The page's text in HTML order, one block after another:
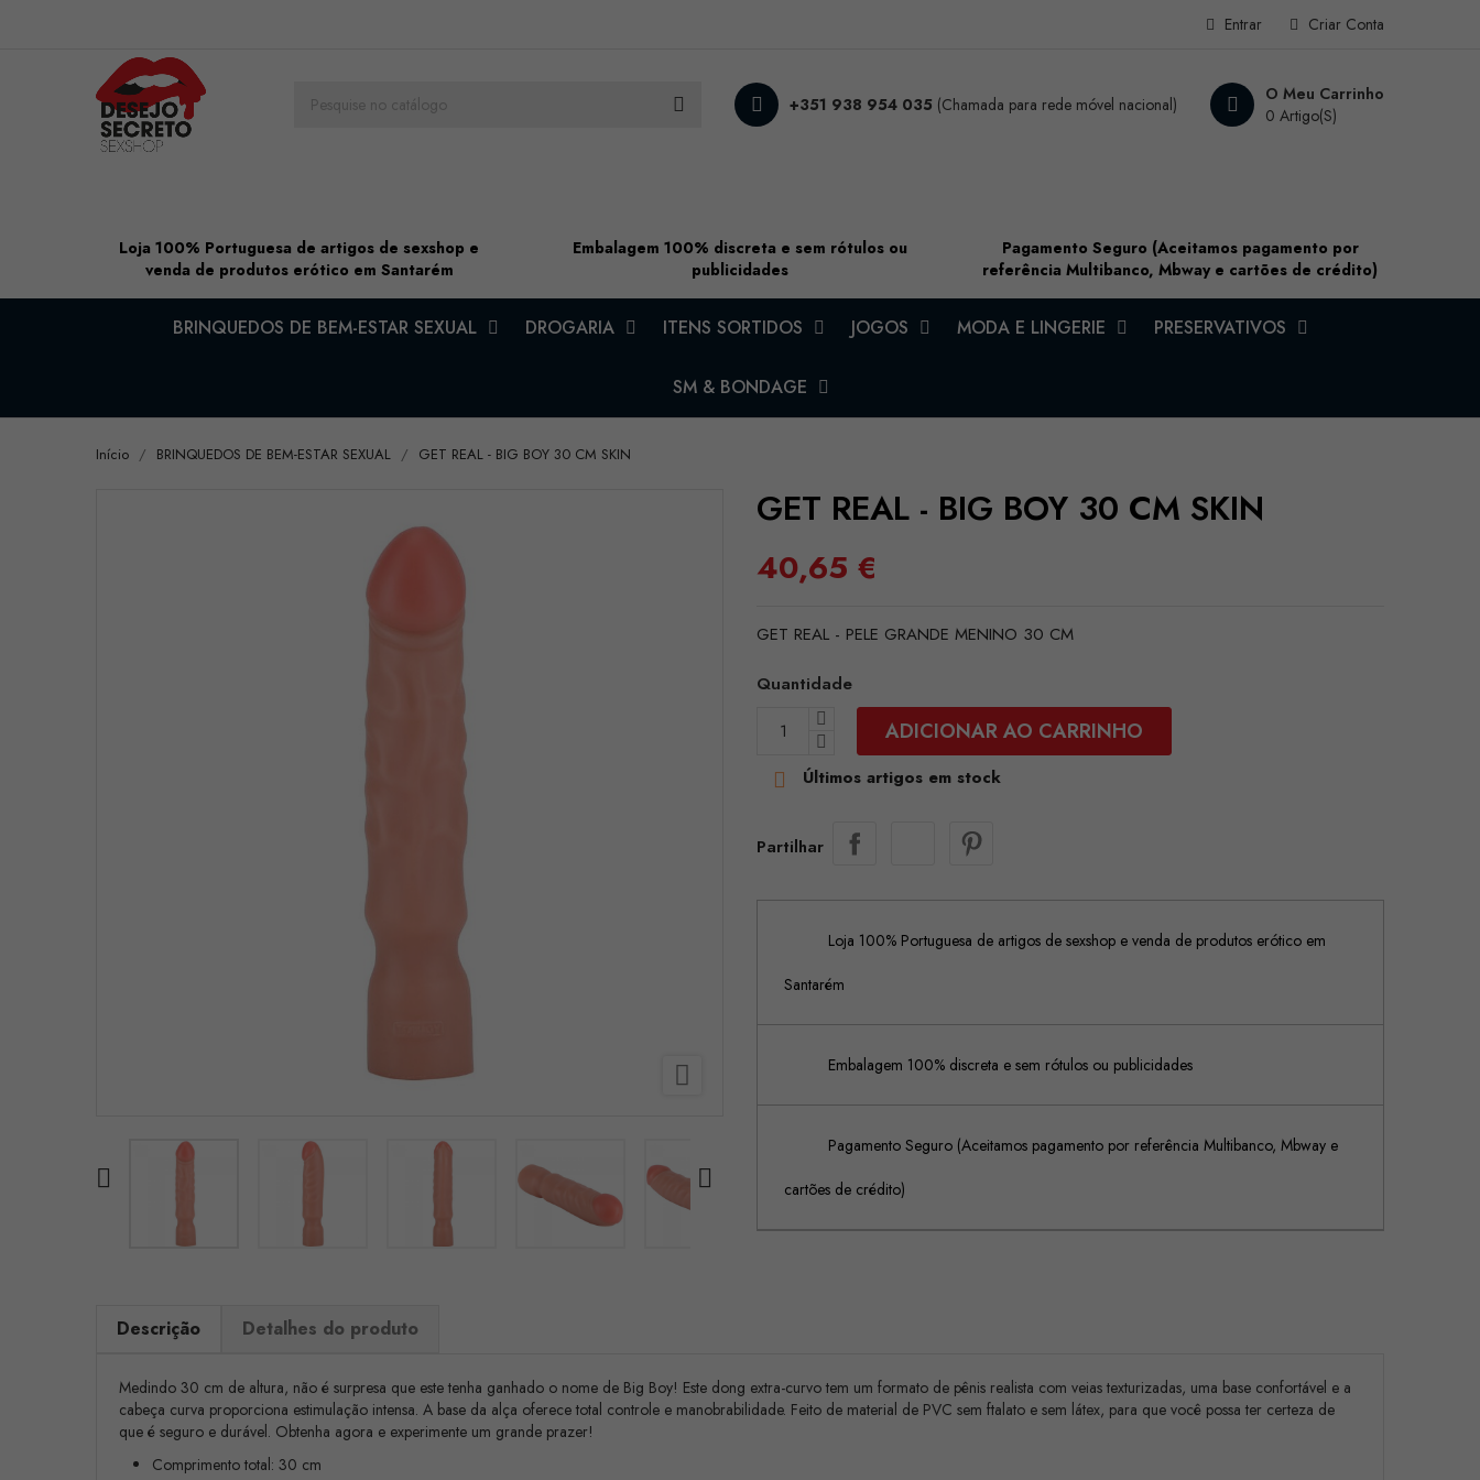
Criar Conta
Entrar
O Meu Carrinho
0 Artigo(s)
+351 938 954 035 (Chamada para rede móvel nacional)
Loja 100% Portuguesa de artigos de sexshop e
venda de produtos erótico em Santarém
Embalagem 100% discreta e sem rótulos ou
publicidades
Pagamento Seguro (Aceitamos pagamento por
referência Multibanco, Mbway e cartões de crédito)
BRINQUEDOS DE BEM-ESTAR SEXUAL DROGARIA ITENS SORTIDOS JOGOS MODA E LINGERIE PRESERVATIVOS
SM & BONDAGE
Início BRINQUEDOS DE BEM-ESTAR SEXUAL GET REAL - BIG BOY 30 CM SKIN

 
GET REAL - BIG BOY 30 CM SKIN
40,65 €
GET REAL - PELE GRANDE MENINO 30 CM
Quantidade
ADICIONAR AO CARRINHO
 Últimos artigos em stock
Partilhar
Loja 100% Portuguesa de artigos de sexshop e venda de produtos erótico em
Santarém
Embalagem 100% discreta e sem rótulos ou publicidades
Pagamento Seguro (Aceitamos pagamento por referência Multibanco, Mbway e
cartões de crédito)
Descrição Detalhes do produto
Medindo 30 cm de altura, não é surpresa que este tenha ganhado o nome de Big Boy! Este dong extra-curvo tem um formato de pênis realista com veias texturizadas, uma base confortável e a
cabeça curva proporciona estimulação intensa. A base da alça oferece total controle e manobrabilidade. Feito de material de PVC sem ftalato e sem látex, para que você possa ter certeza de
que é seguro e durável. Obtenha agora e experimente um grande prazer!
Comprimento total: 30 cm